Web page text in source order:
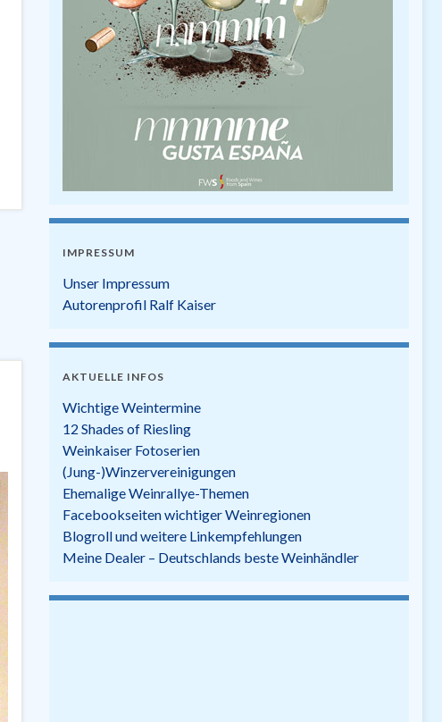
IMPRESSUM
Unser Impressum
Autorenprofil Ralf Kaiser
AKTUELLE INFOS
Wichtige Weintermine
12 Shades of Riesling
Weinkaiser Fotoserien
(Jung-)Winzervereinigungen
Ehemalige Weinrallye-Themen
Facebookseiten wichtiger Weinregionen
Blogroll und weitere Linkempfehlungen
Meine Dealer – Deutschlands beste Weinhändler